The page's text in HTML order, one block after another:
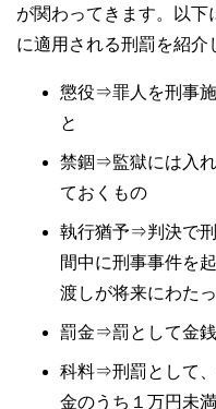
が関わってきます。以
に適用される刑罰を紹介
懲役⇒罪人を刑事
と
禁錮⇒監獄には入
ておくもの
執行猶予⇒判決で
間中に刑事事件を
渡しが将来にわた
罰金⇒罰として金
科料⇒刑罰として
金のうち１万円未